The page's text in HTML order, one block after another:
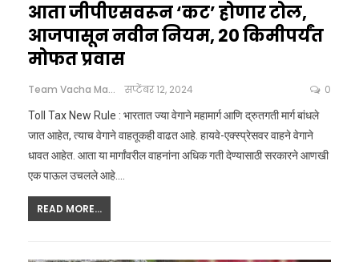
आता जीपीएसवरून ‘कट’ होणार टोल,
आजपासून नवीन नियम, 20 किमीपर्यंत
मोफत प्रवास
Team Vacha Marathi सप्टेंबर 12, 2024 0
Toll Tax New Rule : भारतात ज्या वेगाने महामार्ग आणि द्रुतगती मार्ग बांधले
जात आहेत, त्याच वेगाने वाहतूकही वाढत आहे. हायवे-एक्स्प्रेसवर वाहने वेगाने
धावत आहेत. आता या मार्गांवरील वाहनांना अधिक गती देण्यासाठी सरकारने आणखी
एक पाऊल उचलले आहे.…
READ MORE...